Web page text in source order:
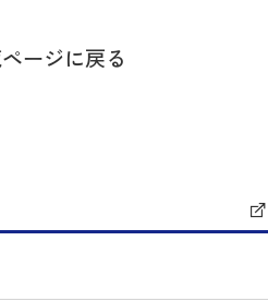
ージに戻る